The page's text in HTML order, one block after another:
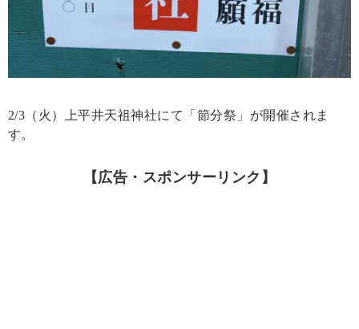
2/3（火）上平井天祖神社にて「節分祭」が開催されま
す。
【広告・スポンサーリンク】